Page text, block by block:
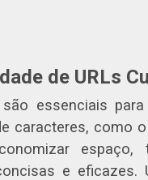
de URLs
essenciais
caracteres, como
espaço,
e eficazes.